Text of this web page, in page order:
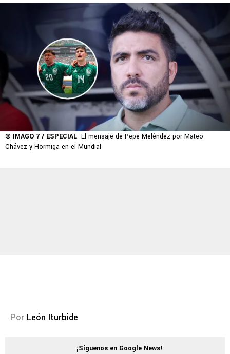
© IMAGO 7 / ESPECIAL El mensaje de Pepe Meléndez por Mateo
Chávez y Hormiga en el Mundial
Por León Iturbide
¡Síguenos en Google News!